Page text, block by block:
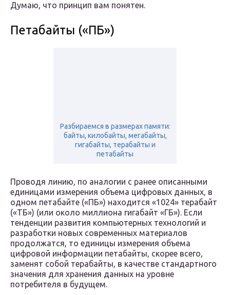
Думаю, что принцип вам понятен.
Петабайты («ПБ»)
Разбираемся в размерах памяти:
байты, килобайты, мегабайты,
гигабайты, терабайты и
петабайты
Проводя линию, по аналогии с ранее описанными
единицами измерения объема цифровых данных, в
одном петабайте («ПБ») находится «1024» терабайт
(«ТБ») (или около миллиона гигабайт «ГБ»). Если
тенденции развития компьютерных технологий и
разработки новых современных материалов
продолжатся, то единицы измерения объема
цифровой информации петабайты, скорее всего,
заменят собой терабайты, в качестве стандартного
значения для хранения данных на уровне
потребителя в будущем.